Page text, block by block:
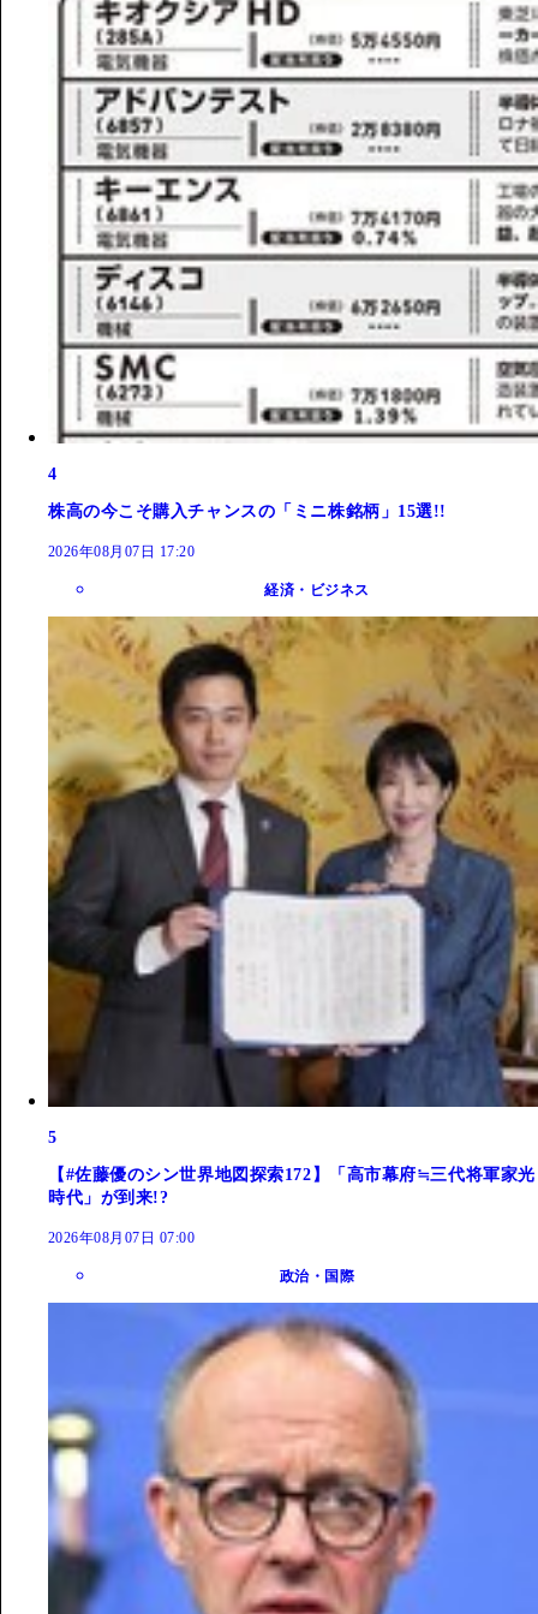
4
株高の今こそ購入チャンスの「ミニ株銘柄」15選!!
2026年08月07日 17:20
経済・ビジネス
5
【#佐藤優のシン世界地図探索172】「高市幕府≒三代将軍家光
時代」が到来!?
2026年08月07日 07:00
政治・国際